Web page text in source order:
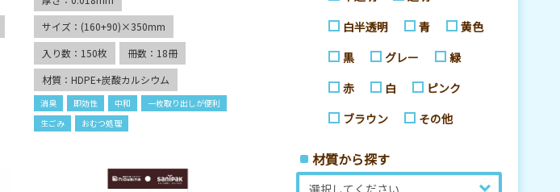
サイズ：(160+90)×350mm
入り数：150枚
冊数：18冊
材質：HDPE+炭酸カルシウム
消臭 即効性 中和
一枚取り出しが便利
生ごみ
おむつ処理
白半透明
青
黄色
黒
グレー
緑
赤
白
ピンク
ブラウン
その他
材質から探す